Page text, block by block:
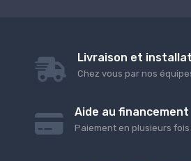
Livraison et
Chez vous par nos
Aide au financement
Paiement en plusieurs